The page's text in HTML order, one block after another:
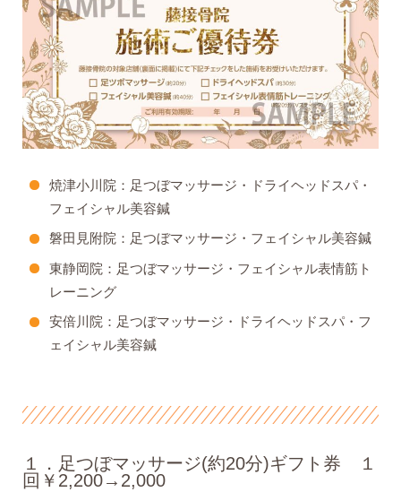
焼津小川院：足つぼマッサージ・ドライヘッドスパ・
フェイシャル美容鍼
磐田見附院：足つぼマッサージ・フェイシャル美容鍼
東静岡院：足つぼマッサージ・フェイシャル表情筋ト
レーニング
安倍川院：足つぼマッサージ・ドライヘッドスパ・フ
ェイシャル美容鍼
１．足つぼマッサージ(約20分)ギフト券 １
回￥2,200→2,000